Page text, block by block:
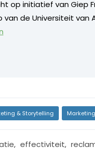
op initiatief van Giep
de Universiteit van
& Storytelling
, effectiviteit,